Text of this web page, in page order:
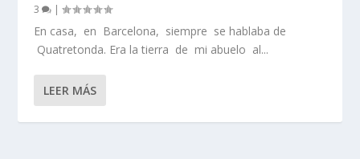
3
|
En casa, en Barcelona, siempre se hablaba de
Quatretonda. Era la tierra de mi abuelo al...
LEER MÁS